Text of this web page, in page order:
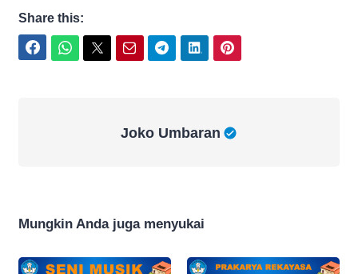
Share this:
Joko Umbaran
Mungkin Anda juga menyukai